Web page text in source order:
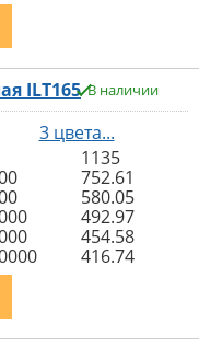
ILT165 В наличии
3 цвета...
1135
752.61
580.05
492.97
454.58
416.74